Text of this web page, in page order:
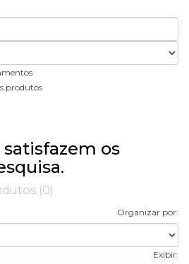
produtos
os
(0)
Organizar por:
Exibir: